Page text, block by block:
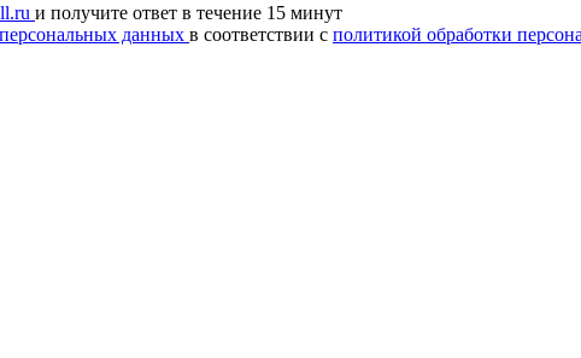
и получите ответ в течение 15 минут
данных в соответствии с политикой обработки